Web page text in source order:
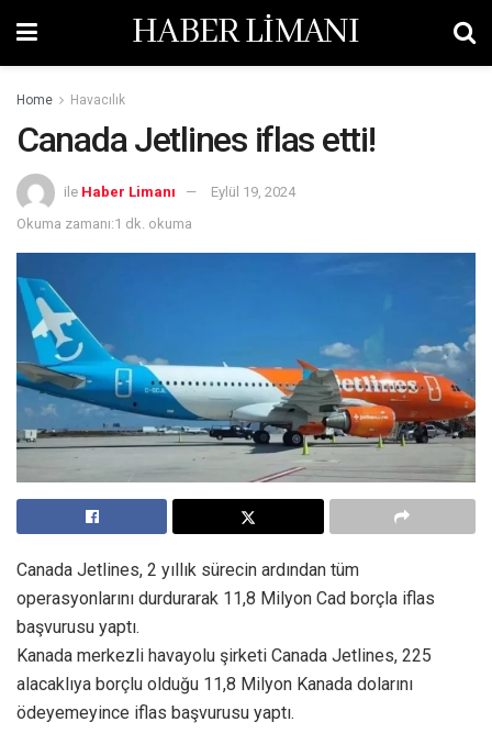
HABER LİMANI
Home Havacılık
Canada Jetlines iflas etti!
ile Haber Limanı
Eylül 19, 2024
Okuma zamanı:1 dk. okuma
Canada Jetlines, 2 yıllık sürecin ardından tüm
operasyonlarını durdurarak 11,8 Milyon Cad borçla iflas
başvurusu yaptı.
Kanada merkezli havayolu şirketi Canada Jetlines, 225
alacaklıya borçlu olduğu 11,8 Milyon Kanada dolarını
ödeyemeyince iflas başvurusu yaptı.